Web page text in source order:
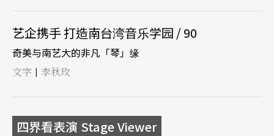
艺企携手 打造南台湾音乐学园 / 90
奇美与南艺大的非凡「琴」缘
文字 | 李秋玫
四界看表演 Stage Viewer